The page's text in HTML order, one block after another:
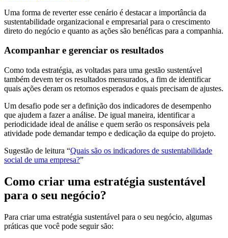
Uma forma de reverter esse cenário é destacar a importância da
sustentabilidade organizacional e empresarial para o crescimento
direto do negócio e quanto as ações são benéficas para a companhia.
Acompanhar e gerenciar os resultados
Como toda estratégia, as voltadas para uma gestão sustentável
também devem ter os resultados mensurados, a fim de identificar
quais ações deram os retornos esperados e quais precisam de ajustes.
Um desafio pode ser a definição dos indicadores de desempenho
que ajudem a fazer a análise. De igual maneira, identificar a
periodicidade ideal de análise e quem serão os responsáveis pela
atividade pode demandar tempo e dedicação da equipe do projeto.
Sugestão de leitura “Quais são os indicadores de sustentabilidade
social de uma empresa?”
Como criar uma estratégia sustentável
para o seu negócio?
Para criar uma estratégia sustentável para o seu negócio, algumas
práticas que você pode seguir são: